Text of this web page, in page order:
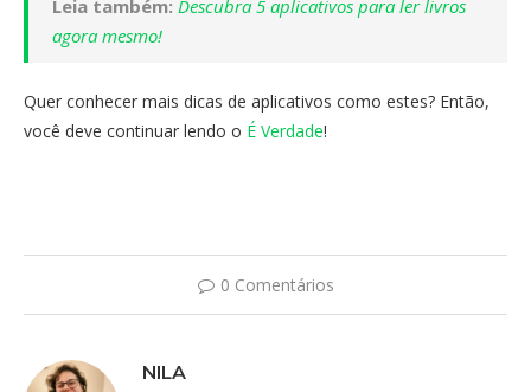
Leia também: Descubra 5 aplicativos para ler livros
agora mesmo!
Quer conhecer mais dicas de aplicativos como estes? Então,
você deve continuar lendo o É Verdade!
0 Comentários
NILA